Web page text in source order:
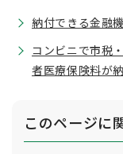
納付できる金融
コンビニで市税
者医療保険料が
このページに